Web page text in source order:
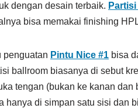
dengan desain terbaik.
bisa memakai finishing
penguatan Pintu Nice #1 bisa
ballroom biasanya di sebut
tengan (bukan ke kanan
hanya di simpan satu sisi dan